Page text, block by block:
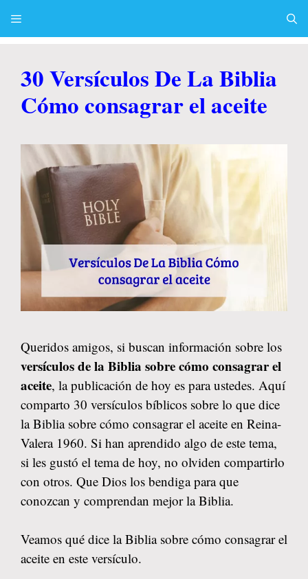
30 Versículos De La Biblia
Cómo consagrar el aceite
Queridos amigos, si buscan información sobre los
versículos de la Biblia sobre cómo consagrar el
aceite, la publicación de hoy es para ustedes. Aquí
comparto 30 versículos bíblicos sobre lo que dice
la Biblia sobre cómo consagrar el aceite en Reina-
Valera 1960. Si han aprendido algo de este tema,
si les gustó el tema de hoy, no olviden compartirlo
con otros. Que Dios los bendiga para que
conozcan y comprendan mejor la Biblia.
Veamos qué dice la Biblia sobre cómo consagrar el
aceite en este versículo.